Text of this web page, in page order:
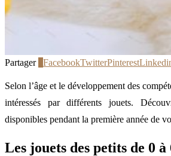
Partager FacebookTwitterPinterest
Selon l’âge et le développement des
intéressés par différents jouets.
disponibles pendant la première année de
Les jouets des petits de 0 à